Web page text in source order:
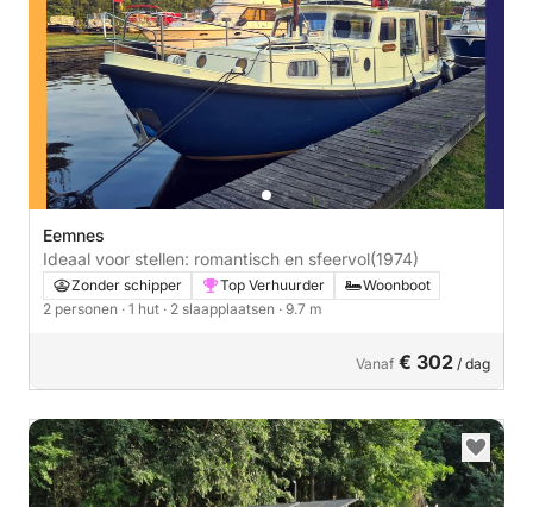
Eemnes
Ideaal voor stellen: romantisch en sfeervol(1974)
Zonder schipper Top Verhuurder
Woonboot
2 personen · 1 hut · 2 slaapplaatsen · 9.7 m
Vanaf € 302 / dag